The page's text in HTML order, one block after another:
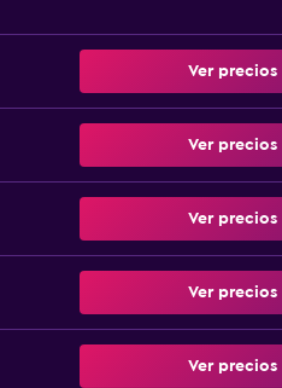
Ver precios
Ver precios
Ver precios
Ver precios
Ver precios